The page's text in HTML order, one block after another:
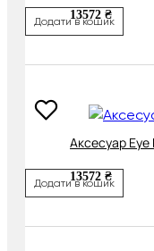
13572 ₴
Додати в кошик
Аксесуар
13572 ₴
Додати в кошик